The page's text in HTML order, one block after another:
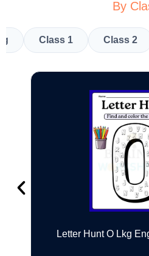
By
Class 1 Class 2
Letter Hunt O Lkg